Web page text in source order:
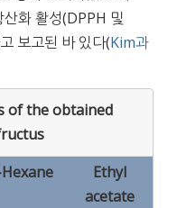
화 활성(DPPH 및
보고된 바 있다(Kim과
of the obtained
Ethyl
acetate